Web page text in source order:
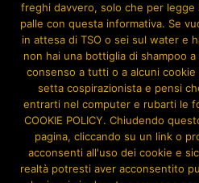
freghi davvero, solo che per legge
palle con questa informativa. Se
in attesa di TSO o sei sul water e
non hai una bottiglia di shampoo
consenso a tutti o a alcuni
setta cospirazionista e pensi
entrarti nel computer e rubarti le
COOKIE POLICY. Chiudendo
pagina, cliccando su un link o
acconsenti all'uso dei cookie e
realtà potresti aver acconsentito